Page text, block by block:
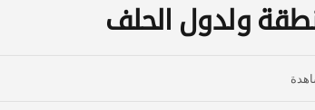
ولدول الحلف